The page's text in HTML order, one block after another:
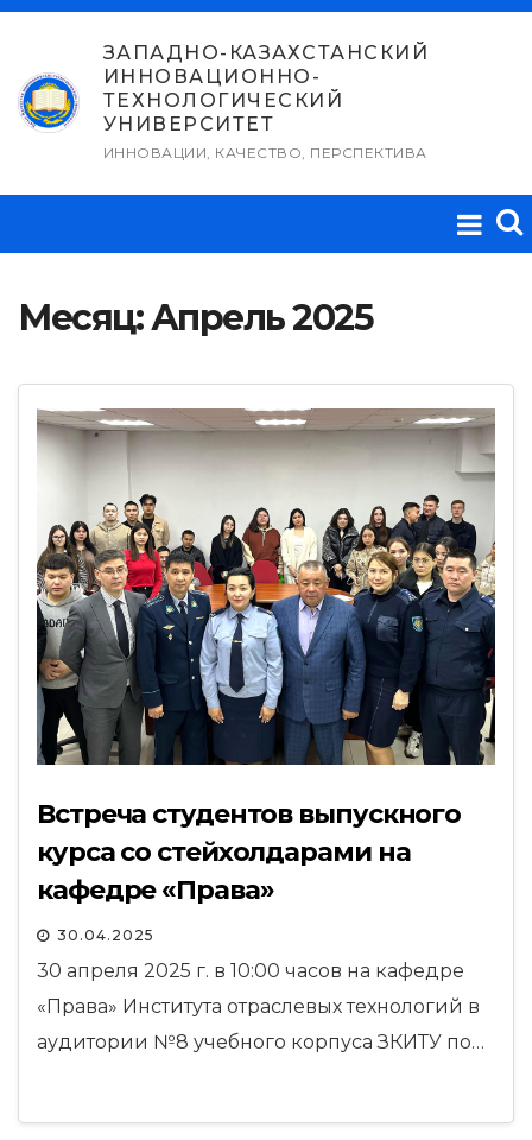
Перейти
содержимому
ЗАПАДНО-КАЗАХСТАНСКИЙ
ИННОВАЦИОННО-
ТЕХНОЛОГИЧЕСКИЙ
УНИВЕРСИТЕТ
ИННОВАЦИИ, КАЧЕСТВО, ПЕРСПЕКТИВА
Месяц:Апрель 2025
Встреча cтудентов выпускного
курса со стейхолдарами на
кафедре «Права»
30.04.2025
30 апреля 2025 г. в 10:00 часов на кафедре
«Права» Института отраслевых технологий в
аудитории №8 учебного корпуса ЗКИТУ по…